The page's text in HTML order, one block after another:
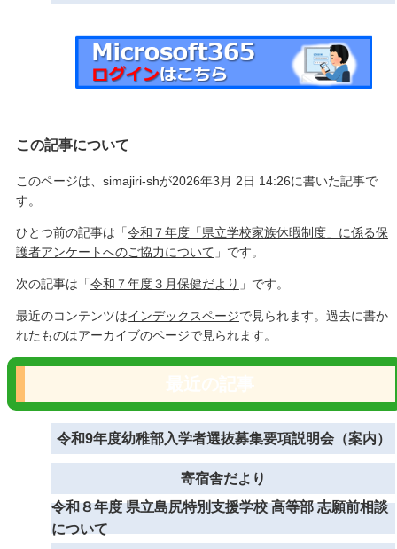
この記事について
このページは、simajiri-shが2026年3月 2日 14:26に書いた記事で
す。
ひとつ前の記事は「令和７年度「県立学校家族休暇制度」に係る保
護者アンケートへのご協力について 」です。
次の記事は「令和７年度３月保健だより 」です。
最近のコンテンツはインデックスページで見られます。過去に書か
れたものはアーカイブのページで見られます。
令和9年度幼稚部入学者選抜募集要項説明会（案内）
寄宿舎だより
令和８年度 県立島尻特別支援学校 高等部 志願前相談
について